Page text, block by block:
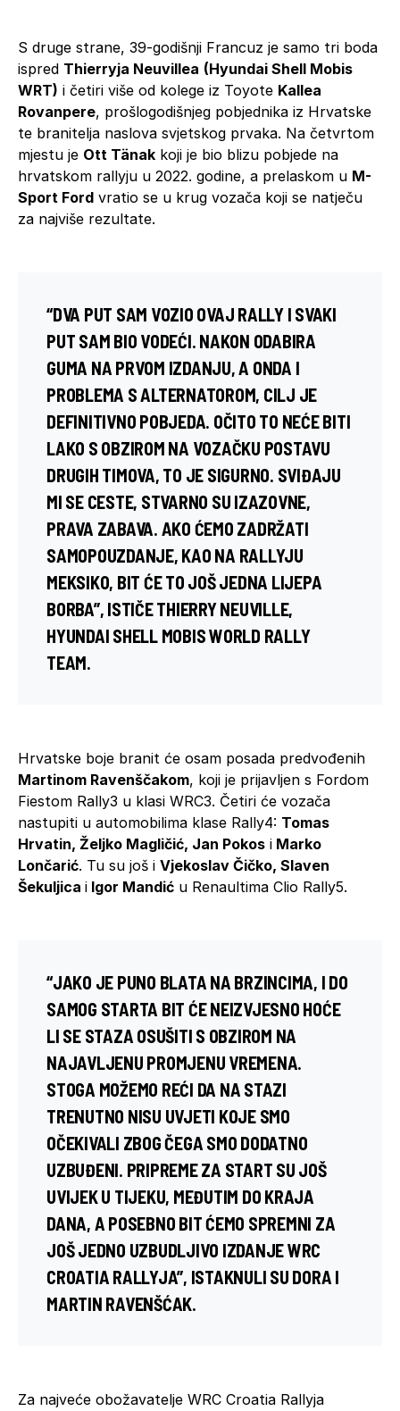
S druge strane, 39-godišnji Francuz je samo tri boda
ispred Thierryja Neuvillea (Hyundai Shell Mobis
WRT) i četiri više od kolege iz Toyote Kallea
Rovanpere, prošlogodišnjeg pobjednika iz Hrvatske
te branitelja naslova svjetskog prvaka. Na četvrtom
mjestu je Ott Tänak koji je bio blizu pobjede na
hrvatskom rallyju u 2022. godine, a prelaskom u M-
Sport Ford vratio se u krug vozača koji se natječu
za najviše rezultate.
“DVA PUT SAM VOZIO OVAJ RALLY I SVAKI
PUT SAM BIO VODEĆI. NAKON ODABIRA
GUMA NA PRVOM IZDANJU, A ONDA I
PROBLEMA S ALTERNATOROM, CILJ JE
DEFINITIVNO POBJEDA. OČITO TO NEĆE BITI
LAKO S OBZIROM NA VOZAČKU POSTAVU
DRUGIH TIMOVA, TO JE SIGURNO. SVIĐAJU
MI SE CESTE, STVARNO SU IZAZOVNE,
PRAVA ZABAVA. AKO ĆEMO ZADRŽATI
SAMOPOUZDANJE, KAO NA RALLYJU
MEKSIKO, BIT ĆE TO JOŠ JEDNA LIJEPA
BORBA”, ISTIČE THIERRY NEUVILLE,
HYUNDAI SHELL MOBIS WORLD RALLY
TEAM.
Hrvatske boje branit će osam posada predvođenih
Martinom Ravenščakom, koji je prijavljen s Fordom
Fiestom Rally3 u klasi WRC3. Četiri će vozača
nastupiti u automobilima klase Rally4: Tomas
Hrvatin, Željko Magličić, Jan Pokos i Marko
Lončarić. Tu su još i Vjekoslav Čičko, Slaven
Šekuljica i Igor Mandić u Renaultima Clio Rally5.
“JAKO JE PUNO BLATA NA BRZINCIMA, I DO
SAMOG STARTA BIT ĆE NEIZVJESNO HOĆE
LI SE STAZA OSUŠITI S OBZIROM NA
NAJAVLJENU PROMJENU VREMENA.
STOGA MOŽEMO REĆI DA NA STAZI
TRENUTNO NISU UVJETI KOJE SMO
OČEKIVALI ZBOG ČEGA SMO DODATNO
UZBUĐENI. PRIPREME ZA START SU JOŠ
UVIJEK U TIJEKU, MEĐUTIM DO KRAJA
DANA, A POSEBNO BIT ĆEMO SPREMNI ZA
JOŠ JEDNO UZBUDLJIVO IZDANJE WRC
CROATIA RALLYJA”, ISTAKNULI SU DORA I
MARTIN RAVENŠĆAK.
Za najveće obožavatelje WRC Croatia Rallyja